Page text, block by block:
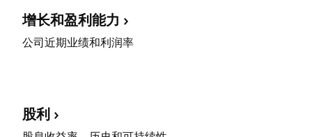
增长和盈利能力
公司近期业绩和利润率
股利